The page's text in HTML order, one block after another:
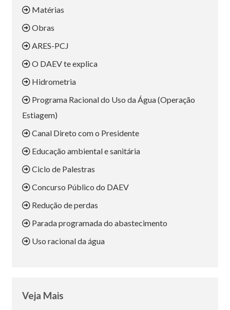
Matérias
Obras
ARES-PCJ
O DAEV te explica
Hidrometria
Programa Racional do Uso da Água (Operação
Estiagem)
Canal Direto com o Presidente
Educação ambiental e sanitária
Ciclo de Palestras
Concurso Público do DAEV
Redução de perdas
Parada programada do abastecimento
Uso racional da água
Veja Mais